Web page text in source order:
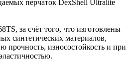
перчаток DexShell Ultralite
за счёт того, что изготовлены
синтетических материалов,
прочность, износостойкость и при